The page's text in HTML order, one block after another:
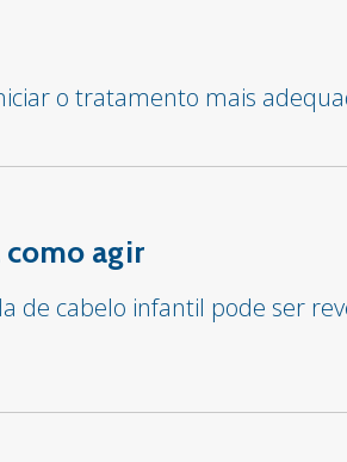
o tratamento mais
como agir
de cabelo infantil pode ser